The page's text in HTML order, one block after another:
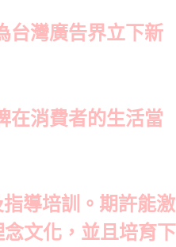
台灣廣告界立下新
在消費者的生活當
導培訓。期許能激
文化，並且培育下